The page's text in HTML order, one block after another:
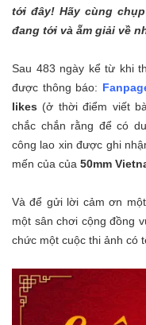
tới đây! Hãy cùng
đang tới và ẵm giải về
Sau 483 ngày kể từ khi
được thông báo:
likes (ở thời điểm viết
chắc chắn rằng để có
công lao xin được ghi
mến của của 50mm
Và để gửi lời cảm ơn
một sân chơi cộng đồng
chức một cuộc thi ảnh có